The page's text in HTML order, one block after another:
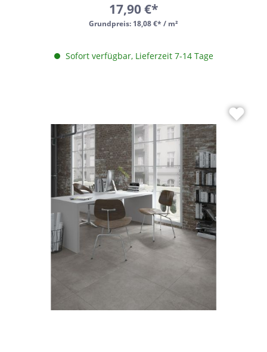
Grundpreis: 18,08 €* / m²
17,90 €*
Sofort verfügbar, Lieferzeit 7-14 Tage